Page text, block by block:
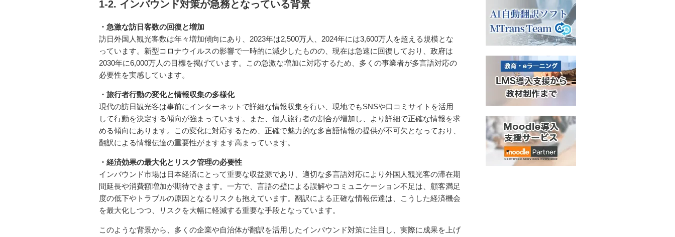
1-2. インバウンド対策が急務となっている背景
・急激な訪日客数の回復と増加
訪日外国人観光客数は年々増加傾向にあり、2023年は2,500万人、2024年には3,600万人を超える規模とな
っています。新型コロナウイルスの影響で一時的に減少したものの、現在は急速に回復しており、政府は
2030年に6,000万人の目標を掲げています。この急激な増加に対応するため、多くの事業者が多言語対応の
必要性を実感しています。
・旅行者行動の変化と情報収集の多様化
現代の訪日観光客は事前にインターネットで詳細な情報収集を行い、現地でもSNSや口コミサイトを活用
して行動を決定する傾向が強まっています。また、個人旅行者の割合が増加し、より詳細で正確な情報を求
める傾向にあります。この変化に対応するため、正確で魅力的な多言語情報の提供が不可欠となっており、
翻訳による情報伝達の重要性がますます高まっています。
・経済効果の最大化とリスク管理の必要性
インバウンド市場は日本経済にとって重要な収益源であり、適切な多言語対応により外国人観光客の滞在期
間延長や消費額増加が期待できます。一方で、言語の壁による誤解やコミュニケーション不足は、顧客満足
度の低下やトラブルの原因となるリスクも抱えています。翻訳による正確な情報伝達は、こうした経済機会
を最大化しつつ、リスクを大幅に軽減する重要な手段となっています。
このような背景から、多くの企業や自治体が翻訳を活用したインバウンド対策に注目し、実際に成果を上げ